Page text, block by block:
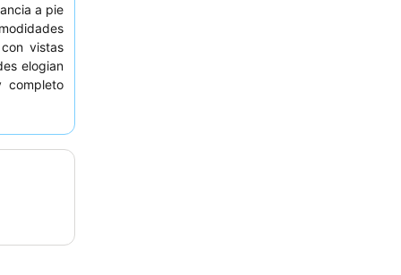
a pie
vistas
elogian
completo
con